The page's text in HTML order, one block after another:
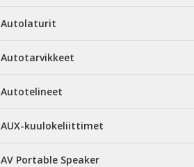
Autolaturit
Autotarvikkeet
Autotelineet
AUX-kuulokeliittimet
AV Portable Speaker